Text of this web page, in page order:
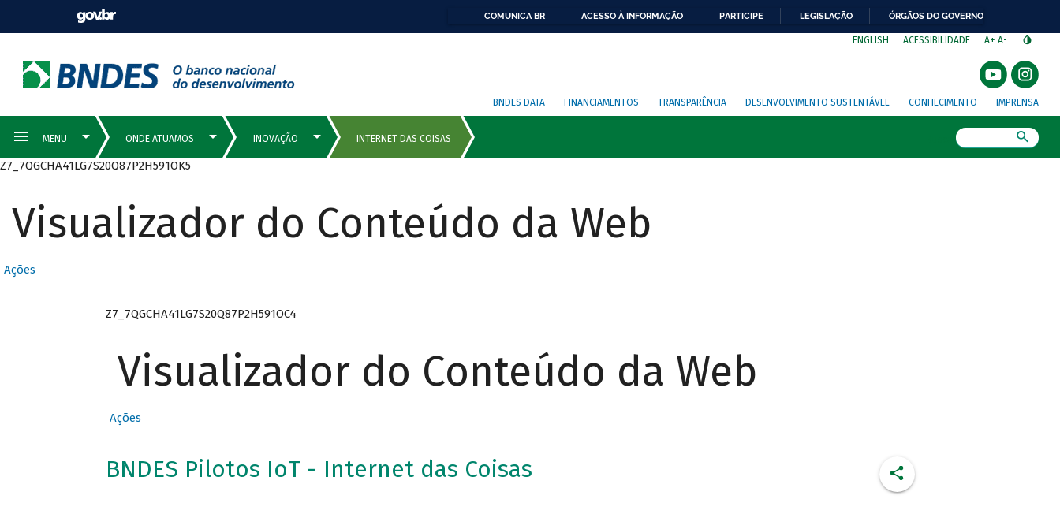
COMUNICA BR ACESSO À INFORMAÇÃO PARTICIPE LEGISLAÇÃO ÓRGÃOS DO GOVERNO
ENGLISH ACESSIBILIDADE A+ A-
BNDES DATA FINANCIAMENTOS TRANSPARÊNCIA DESENVOLVIMENTO SUSTENTÁVEL CONHECIMENTO IMPRENSA
Z7_7QGCHA41LG7S20Q87P2H591OK5
Visualizador do Conteúdo da Web
Ações
Z7_7QGCHA41LG7S20Q87P2H591OC4
Visualizador do Conteúdo da Web
Ações
BNDES Pilotos IoT - Internet das Coisas